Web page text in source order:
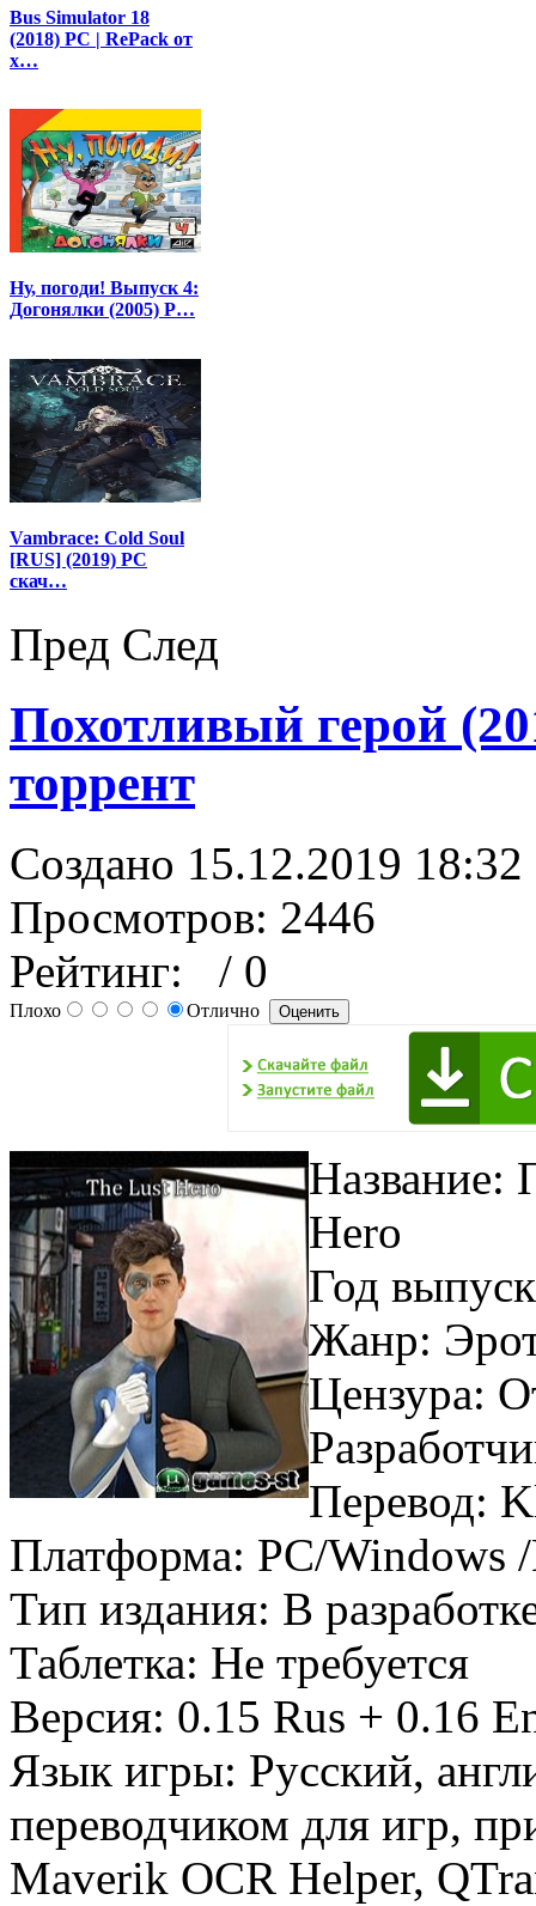
Bus Simulator 18
(2018) PC | RePack от
x…
Ну, погоди! Выпуск 4:
Догонялки (2005) P…
Vambrace: Cold Soul
[RUS] (2019) PC
скач…
Пред След
Похотливый герой
торрент
Создано 15.12.2019 18:32
Просмотров: 2446
Рейтинг:
/ 0
Плохо Отлично
Название:
Hero
Год
Жанр:
Цензура:
Перевод:
Платформа: PC/Windows
Тип издания: В
Таблетка: Не требуется
Версия: 0.15 Rus + 0.16
Язык игры: Русский,
переводчиком для игр,
Maverik OCR Helper,